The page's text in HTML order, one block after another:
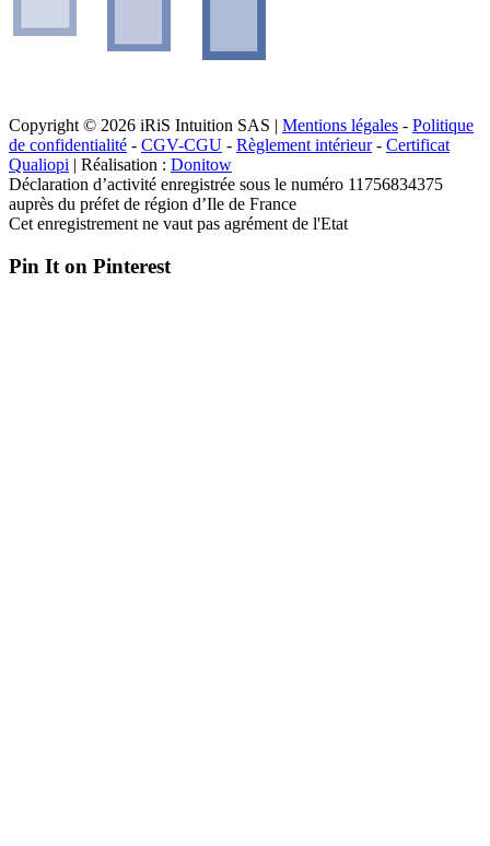
Copyright © 2026 iRiS Intuition SAS | Mentions légales - Politique
de confidentialité - CGV-CGU - Règlement intérieur- Certificat
Qualiopi | Réalisation : Donitow
Déclaration d’activité enregistrée sous le numéro 11756834375
auprès du préfet de région d’Ile de France
Cet enregistrement ne vaut pas agrément de l'Etat
Pin It on Pinterest